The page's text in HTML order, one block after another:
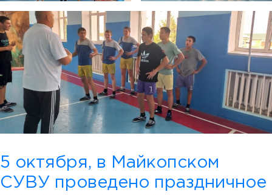
5 октября, в Майкопском
СУВУ проведено праздничное